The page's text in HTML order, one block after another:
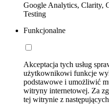
Google Analytics, Clarity,
Testing
Funkcjonalne
Akceptacja tych usług
użytkownikowi funkcje
podstawowe i umożliwić
witryny internetowej. Za
tej witrynie z